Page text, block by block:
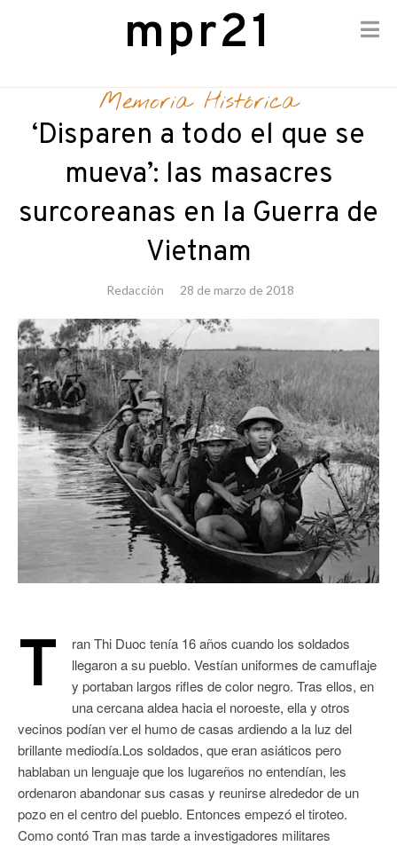
content
mpr21
Memoria Histórica
‘Disparen a todo el que se
mueva’: las masacres
surcoreanas en la Guerra de
Vietnam
Redacción 28 de marzo de 2018
T
ran Thi Duoc tenía 16 años cuando los soldados
llegaron a su pueblo. Vestían uniformes de camuflaje
y portaban largos rifles de color negro. Tras ellos, en
una cercana aldea hacia el noroeste, ella y otros
vecinos podían ver el humo de casas ardiendo a la luz del
brillante mediodía.Los soldados, que eran asiáticos pero
hablaban un lenguaje que los lugareños no entendían, les
ordenaron abandonar sus casas y reunirse alrededor de un
pozo en el centro del pueblo. Entonces empezó el tiroteo.
Como contó Tran mas tarde a investigadores militares